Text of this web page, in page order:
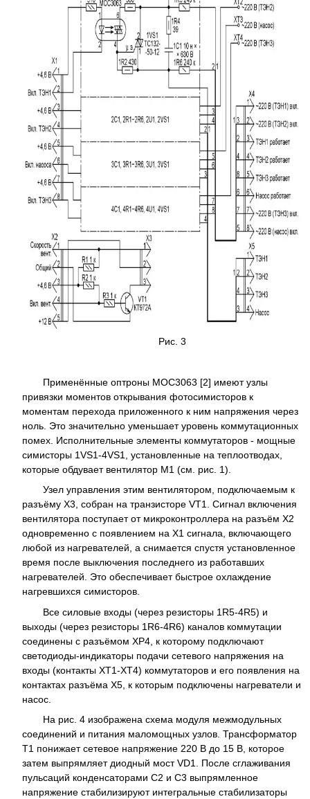
Рис. 3
Применённые оптроны MOC3063 [2] имеют узлы
привязки моментов открывания фотосимисторов к
моментам перехода приложенного к ним напряжения через
ноль. Это значительно уменьшает уровень коммутационных
помех. Исполнительные элементы коммутаторов - мощные
симисторы 1VS1-4VS1, установленные на теплоотводах,
которые обдувает вентилятор M1 (см. рис. 1).
Узел управления этим вентилятором, подключаемым к
разъёму X3, собран на транзисторе VT1. Сигнал включения
вентилятора поступает от микроконтроллера на разъём X2
одновременно с появлением на X1 сигнала, включающего
любой из нагревателей, а снимается спустя установленное
время после выключения последнего из работавших
нагревателей. Это обеспечивает быстрое охлаждение
нагревшихся симисторов.
Все силовые входы (через резисторы 1R5-4R5) и
выходы (через резисторы 1R6-4R6) каналов коммутации
соединены c разъёмом XP4, к которому подключают
светодиоды-индикаторы подачи сетевого напряжения на
входы (контакты XT1-XT4) коммутаторов и его появления на
контактах разъёма X5, к которым подключены нагреватели и
насос.
На рис. 4 изображена схема модуля межмодульных
соединений и питания маломощных узлов. Трансформатор
Т1 понижает сетевое напряжение 220 В до 15 В, которое
затем выпрямляет диодный мост VD1. После сглаживания
пульсаций конденсаторами С2 и С3 выпрямленное
напряжение стабилизируют интегральные стабилизаторы